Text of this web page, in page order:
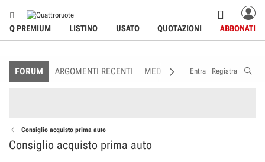
Q PREMIUM LISTINO USATO QUOTAZIONI ABBONATI
FORUM ARGOMENTI RECENTI MEDIA MEMBRI
Entra Registra
Consiglio acquisto prima auto
Consiglio acquisto prima auto